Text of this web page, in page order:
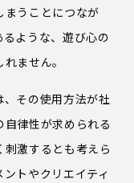
まうことにつなが
ような、遊び心の
ません。
その使用方法が社
律性が求められる
激するとも考えら
トやクリエイティ